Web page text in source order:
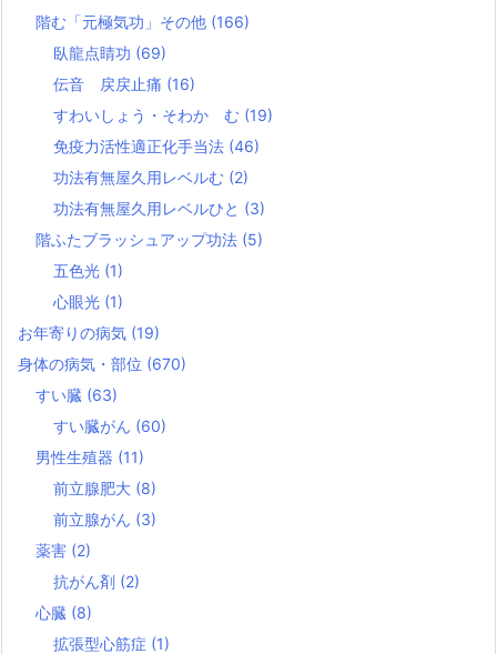
階む「元極気功」その他 (166)
臥龍点睛功 (69)
伝音 戻戻止痛 (16)
すわいしょう・そわか む (19)
免疫力活性適正化手当法 (46)
功法有無屋久用レベルむ (2)
功法有無屋久用レベルひと (3)
階ふたブラッシュアップ功法 (5)
五色光 (1)
心眼光 (1)
お年寄りの病気 (19)
身体の病気・部位 (670)
すい臓 (63)
すい臓がん (60)
男性生殖器 (11)
前立腺肥大 (8)
前立腺がん (3)
薬害 (2)
抗がん剤 (2)
心臓 (8)
拡張型心筋症 (1)